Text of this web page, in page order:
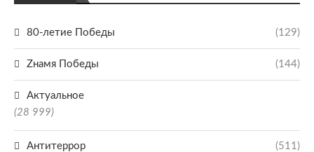
80-летие Победы (129)
Zнамя Победы (144)
Актуальное
(28 999)
Антитеррор (511)